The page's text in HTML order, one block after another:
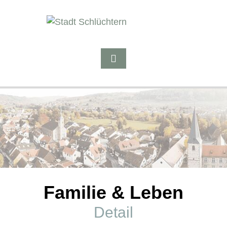
Familie & Leben
Detail